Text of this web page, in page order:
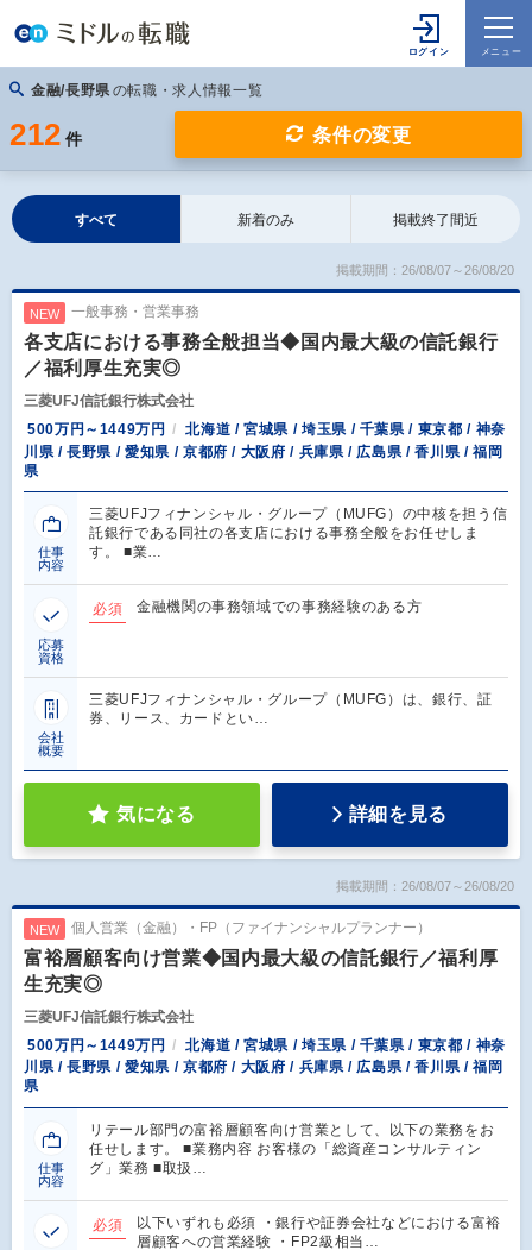
金融/長野県 の転職・求人情報一覧
212 件 条件の変更
すべて 新着のみ 掲載終了間近
掲載期間：26/08/07～26/08/20
NEW 一般事務・営業事務
各支店における事務全般担当◆国内最大級の信託銀行
／福利厚生充実◎
三菱UFJ信託銀行株式会社
500万円～1449万円
北海道 / 宮城県 / 埼玉県 / 千葉県 / 東京都 / 神奈
川県 / 長野県 / 愛知県 / 京都府 / 大阪府 / 兵庫県 / 広島県 / 香川県 / 福岡
県
仕事
内容
三菱UFJフィナンシャル・グループ（MUFG）の中核を担う信
託銀行である同社の各支店における事務全般をお任せしま
す。 ■業…
応募
資格
必須 金融機関の事務領域での事務経験のある方
会社
概要
三菱UFJフィナンシャル・グループ（MUFG）は、銀行、証
券、リース、カードとい…
気になる 詳細を見る
掲載期間：26/08/07～26/08/20
NEW 個人営業（金融）・FP（ファイナンシャルプランナー）
富裕層顧客向け営業◆国内最大級の信託銀行／福利厚
生充実◎
三菱UFJ信託銀行株式会社
500万円～1449万円
北海道 / 宮城県 / 埼玉県 / 千葉県 / 東京都 / 神奈
川県 / 長野県 / 愛知県 / 京都府 / 大阪府 / 兵庫県 / 広島県 / 香川県 / 福岡
県
仕事
内容
リテール部門の富裕層顧客向け営業として、以下の業務をお
任せします。 ■業務内容 お客様の「総資産コンサルティン
グ」業務 ■取扱…
必須
以下いずれも必須 ・銀行や証券会社などにおける富裕
層顧客への営業経験 ・FP2級相当…